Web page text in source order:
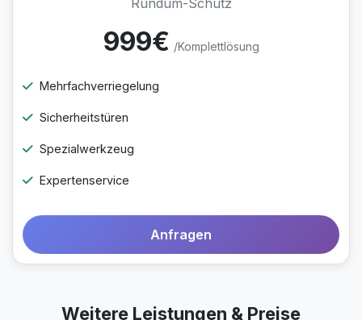
Rundum-Schutz
999€ /Komplettlösung
Mehrfachverriegelung
Sicherheitstüren
Spezialwerkzeug
Expertenservice
Anfragen
Weitere Leistungen & Preise